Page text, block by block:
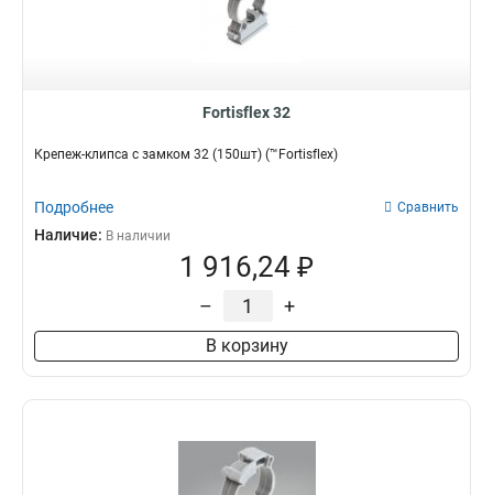
Fortisflex 32
Крепеж-клипса с замком 32 (150шт) (™Fortisflex)
Подробнее Сравнить
Наличие: В наличии
1 916,24 ₽
– +
В корзину